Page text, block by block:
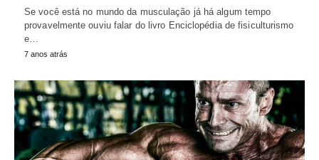
Se você está no mundo da musculação já há algum tempo
provavelmente ouviu falar do livro Enciclopédia de fisiculturismo
e…
7 anos atrás